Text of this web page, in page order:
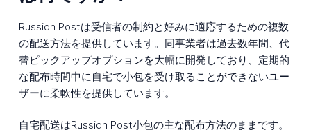
Russian Postは受信者の制約と好みに適応するための複数
の配送方法を提供しています。同事業者は過去数年間、代
替ピックアップオプションを大幅に開発しており、定期的
な配布時間中に自宅で小包を受け取ることができないユー
ザーに柔軟性を提供しています。
自宅配送はRussian Post小包の主な配布方法のままです。